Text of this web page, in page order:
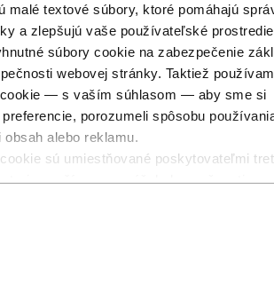
malé textové súbory, ktoré pomáhajú
a zlepšujú vaše používateľské
súbory cookie na zabezpečenie
webovej stránky. Taktiež
— s vaším súhlasom — aby sme si
porozumeli spôsobu
alebo reklamu.
sú umiestňované poskytovateľmi
vášho používania našej stránky s
rúry
výrobky
oxid hlinitý
dodávame
a vývoj